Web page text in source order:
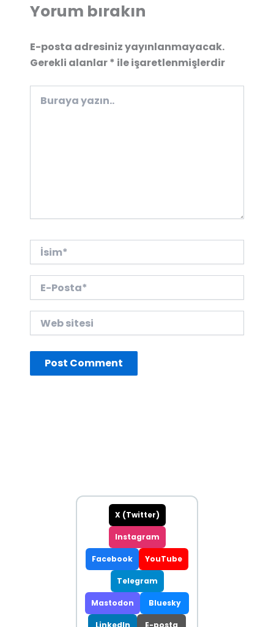
Yorum bırakın
E-posta adresiniz yayınlanmayacak.
Gerekli alanlar* ile işaretlenmişlerdir
yazın..
İsim*
Posta*
sitesi
X (Twitter)
Instagram
Facebook YouTube
Telegram
Mastodon Bluesky
LinkedIn E-posta